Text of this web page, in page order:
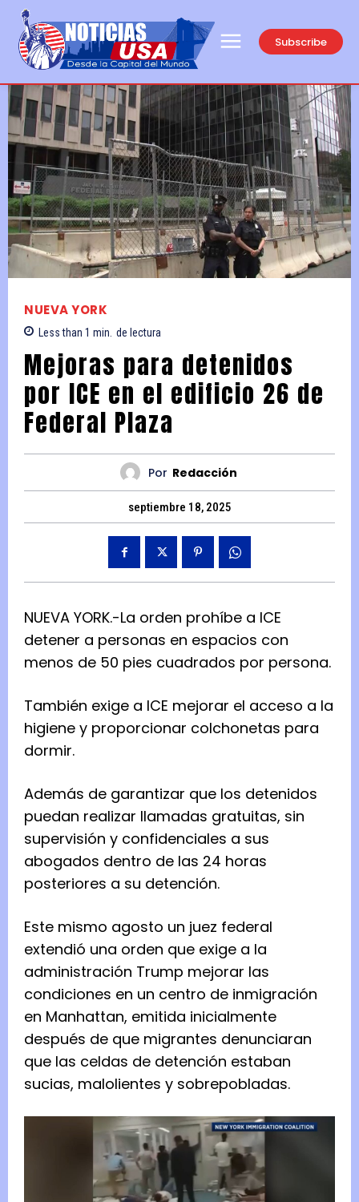
Subscribe
NUEVA YORK
Less than 1 min. de lectura
Mejoras para detenidos
por ICE en el edificio 26 de
Federal Plaza
Por Redacción
septiembre 18, 2025
NUEVA YORK.-La orden prohíbe a ICE
detener a personas en espacios con
menos de 50 pies cuadrados por persona.
También exige a ICE mejorar el acceso a la
higiene y proporcionar colchonetas para
dormir.
Además de garantizar que los detenidos
puedan realizar llamadas gratuitas, sin
supervisión y confidenciales a sus
abogados dentro de las 24 horas
posteriores a su detención.
Este mismo agosto un juez federal
extendió una orden que exige a la
administración Trump mejorar las
condiciones en un centro de inmigración
en Manhattan, emitida inicialmente
después de que migrantes denunciaran
que las celdas de detención estaban
sucias, malolientes y sobrepobladas.